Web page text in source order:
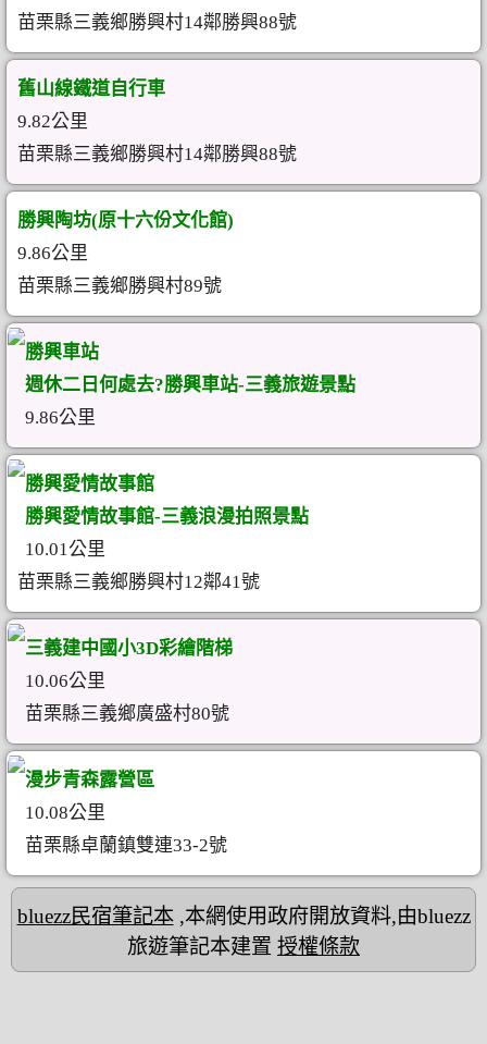
苗栗縣三義鄉勝興村14鄰勝興88號
舊山線鐵道自行車
9.82公里
苗栗縣三義鄉勝興村14鄰勝興88號
勝興陶坊(原十六份文化館)
9.86公里
苗栗縣三義鄉勝興村89號
勝興車站
週休二日何處去?勝興車站-三義旅遊景點
9.86公里
勝興愛情故事館
勝興愛情故事館-三義浪漫拍照景點
10.01公里
苗栗縣三義鄉勝興村12鄰41號
三義建中國小3D彩繪階梯
10.06公里
苗栗縣三義鄉廣盛村80號
漫步青森露營區
10.08公里
苗栗縣卓蘭鎮雙連33-2號
bluezz民宿筆記本,本網使用政府開放資料,由bluezz
旅遊筆記本建置 授權條款